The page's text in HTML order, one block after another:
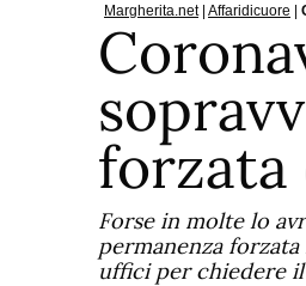
Margherita.net| Affaridicuore |
forzata
Forse in molte lo
permanenza
uffici per chiedere